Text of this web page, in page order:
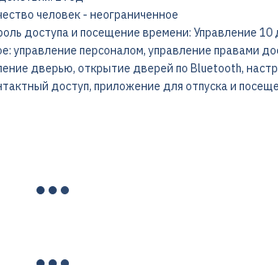
человек - неограниченное
доступа и посещение времени: Управление 10
управление персоналом, управление правами
дверью, открытие дверей по Bluetooth,
доступ, приложение для отпуска и